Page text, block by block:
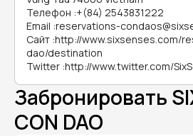
Телефон :+(84) 2543831222
Email :reservations-
Сайт :http://www.sixsenses.com/
dao/destination
Twitter :http://www.twitter.com/
Забронировать
CON DAO